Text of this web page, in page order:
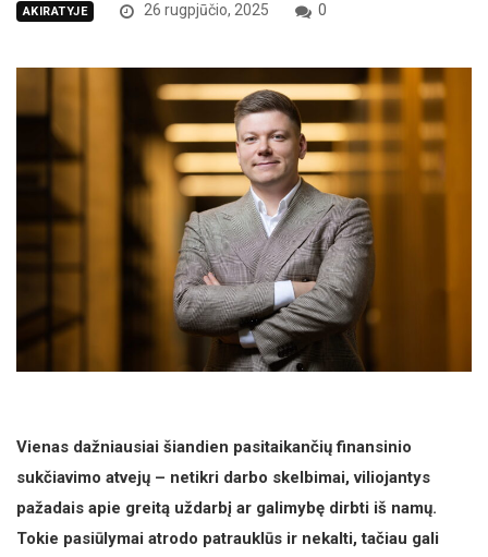
AKIRATYJE 26 rugpjūčio, 2025 0
Vienas dažniausiai šiandien pasitaikančių finansinio
sukčiavimo atvejų – netikri darbo skelbimai, viliojantys
pažadais apie greitą uždarbį ar galimybę dirbti iš namų.
Tokie pasiūlymai atrodo patrauklūs ir nekalti, tačiau gali